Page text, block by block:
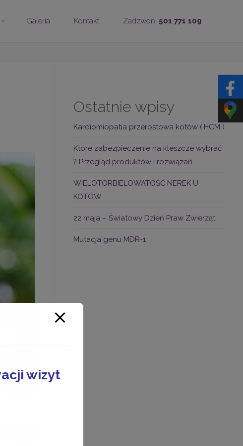
Galeria Kontakt Zadzwoń: 501 771 109
Ostatnie wpisy
Kardiomiopatia przerostowa kotów ( HCM )
Które zabezpieczenie na kleszcze wybrać
? Przegląd produktów i rozwiązań.
WIELOTORBIELOWATOŚĆ NEREK U
KOTÓW
22 maja – Światowy Dzień Praw Zwierząt
Mutacja genu MDR-1
wizyt